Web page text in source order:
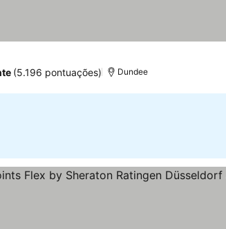
(5.196 pontuações) Dundee